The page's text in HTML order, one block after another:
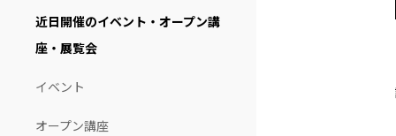
近日開催のイベント・オープン講
座・展覧会
イベント
オープン講座